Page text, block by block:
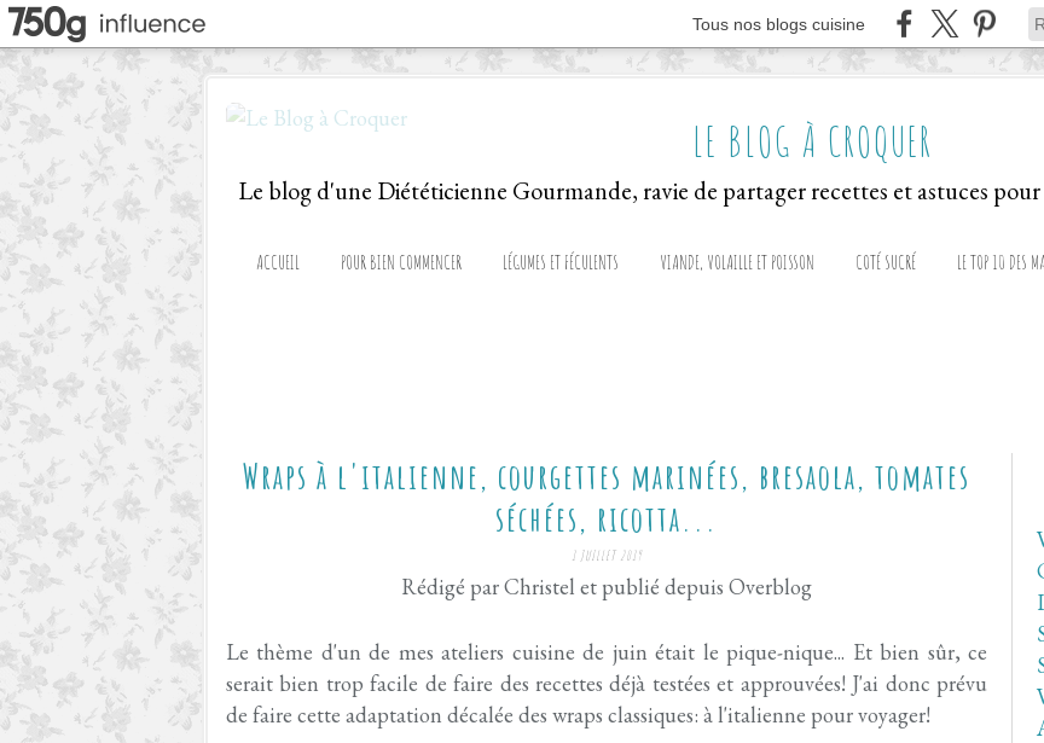
Tous nos blogs cuisine
LE BLOG À CROQUER
ACCUEIL POUR BIEN COMMENCER LÉGUMES ET FÉCULENTS VIANDE, VOLAILLE ET POISSON COTÉ SUCRÉ LE TOP 10 DES
Wraps à l'italienne, courgettes marinées, bresaola, tomates
séchées, ricotta...
1 JUILLET 2019
Rédigé par Christel et publié depuis Overblog
Le thème d'un de mes ateliers cuisine de juin était le pique-nique... Et bien sûr, ce
serait bien trop facile de faire des recettes déjà testées et approuvées! J'ai donc prévu
de faire cette adaptation décalée des wraps classiques: à l'italienne pour voyager!